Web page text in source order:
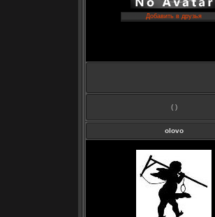
Добавить в друзья
( )
olovo